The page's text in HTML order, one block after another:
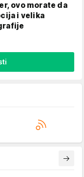
ovo morate da
i velika